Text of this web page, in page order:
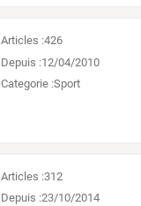
Articles :426
Depuis :12/04/2010
Categorie :Sport
Articles :312
Depuis :23/10/2014